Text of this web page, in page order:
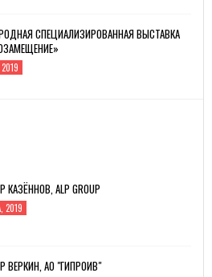
СПЕЦИАЛИЗИРОВАННАЯ ВЫСТАВКА
КАЗЁННОВ, ALP GROUP
2019
ВЕРКИН, АО "ГИПРОИВ"